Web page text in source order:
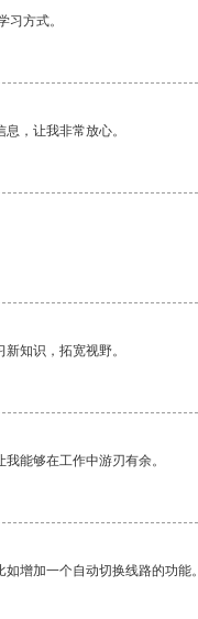
方式。
，让我非常放心。
知识，拓宽视野。
能够在工作中游刃有余。
增加一个自动切换线路的功能。